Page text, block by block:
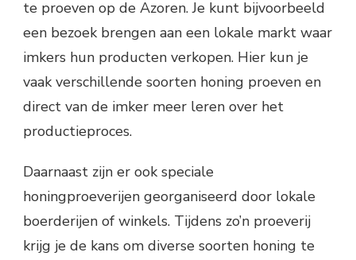
te proeven op de Azoren. Je kunt bijvoorbeeld
een bezoek brengen aan een lokale markt waar
imkers hun producten verkopen. Hier kun je
vaak verschillende soorten honing proeven en
direct van de imker meer leren over het
productieproces.
Daarnaast zijn er ook speciale
honingproeverijen georganiseerd door lokale
boerderijen of winkels. Tijdens zo’n proeverij
krijg je de kans om diverse soorten honing te